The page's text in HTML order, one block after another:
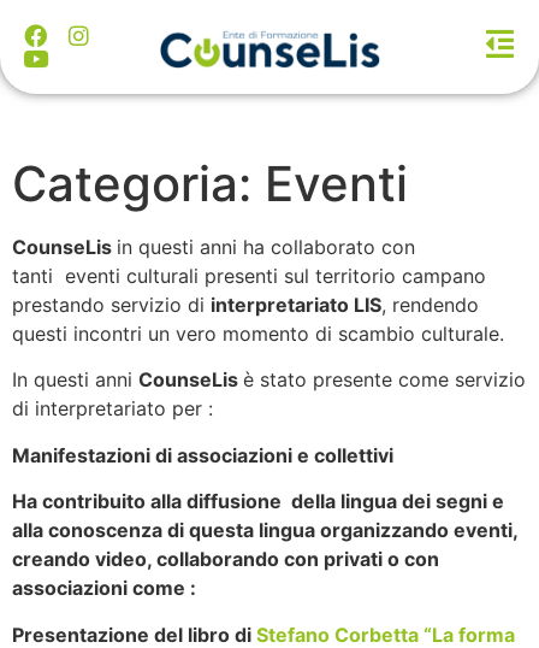
Categoria: Eventi
CounseLis in questi anni ha collaborato con
tanti eventi culturali presenti sul territorio campano
prestando servizio di interpretariato LIS, rendendo
questi incontri un vero momento di scambio culturale.
In questi anni CounseLis è stato presente come servizio
di interpretariato per :
Manifestazioni di associazioni e collettivi
Ha contribuito alla diffusione della lingua dei segni e
alla conoscenza di questa lingua organizzando eventi,
creando video, collaborando con privati o con
associazioni come :
Presentazione del libro di Stefano Corbetta “La forma